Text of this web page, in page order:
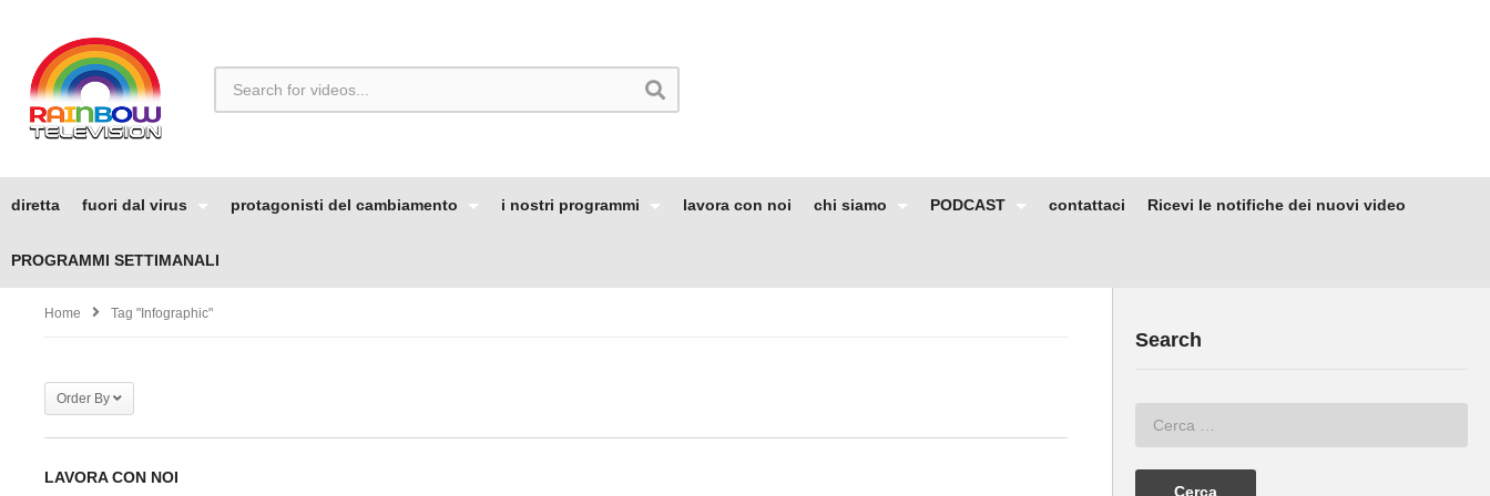
diretta fuori dal virus protagonisti del cambiamento i nostri programmi lavora con noi chi siamo PODCAST contattaci Ricevi le notifiche dei nuovi video
PROGRAMMI SETTIMANALI
Home Tag "infographic"
Order By
LAVORA CON NOI
Search